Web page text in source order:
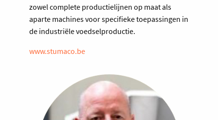
zowel complete productielijnen op maat als
aparte machines voor specifieke toepassingen in
de industriële voedselproductie.
www.stumaco.be